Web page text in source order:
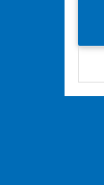
las